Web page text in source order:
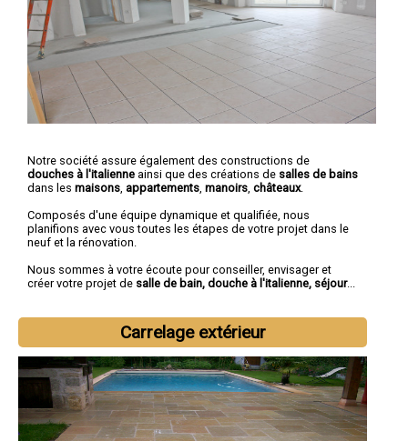
Notre société assure également des constructions de
douches à l'italienne ainsi que des créations de salles de bains
dans les maisons appartements manoirs châteaux.
Composés d'une équipe dynamique et qualifiée, nous
planifions avec vous toutes les étapes de votre projet dans le
neuf et la rénovation.
Nous sommes à votre écoute pour conseiller, envisager et
créer votre projet de salle de bain, douche à l'italienne, séjour...
Carrelage extérieur